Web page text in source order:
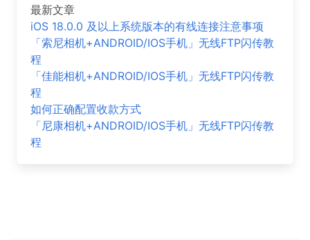
最新文章
iOS 18.0.0 及以上系统版本的有线连接注意事项
「索尼相机+ANDROID/IOS手机」无线FTP闪传教
程
「佳能相机+ANDROID/IOS手机」无线FTP闪传教
程
如何正确配置收款方式
「尼康相机+ANDROID/IOS手机」无线FTP闪传教
程